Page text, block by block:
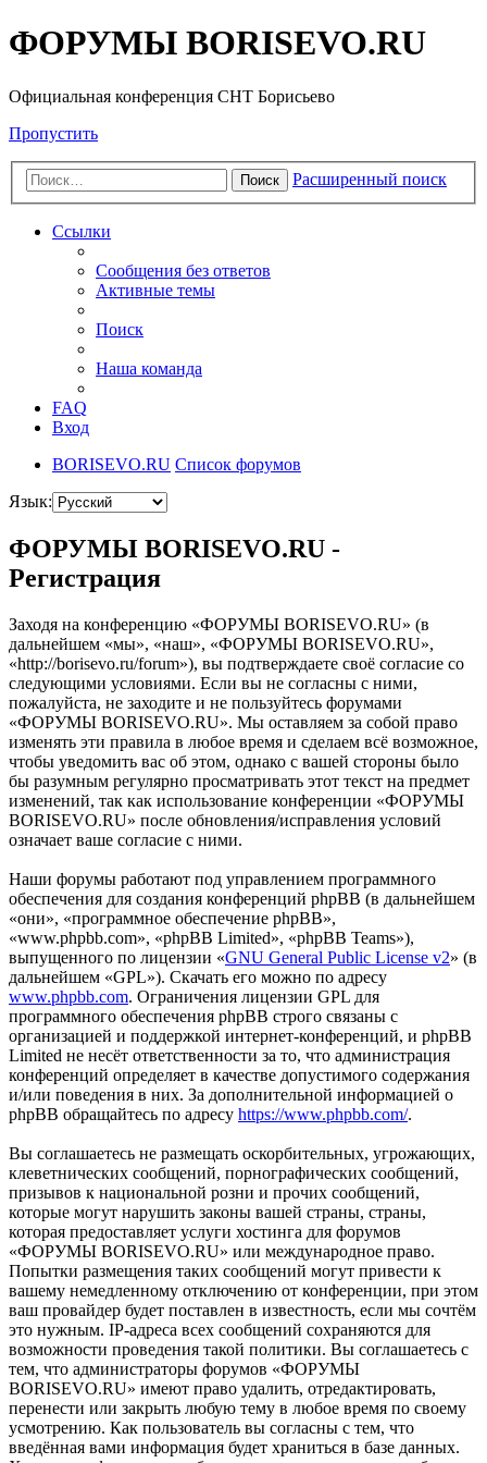
ФОРУМЫ BORISEVO.RU
Официальная конференция СНТ Борисьево
Пропустить
Поиск Расширенный поиск
Ссылки
Сообщения без ответов
Активные темы
Поиск
Наша команда
FAQ
Вход
BORISEVO.RU Список форумов
Язык:
ФОРУМЫ BORISEVO.RU -
Регистрация
Заходя на конференцию «ФОРУМЫ BORISEVO.RU» (в
дальнейшем «мы», «наш», «ФОРУМЫ BORISEVO.RU»,
«http://borisevo.ru/forum»), вы подтверждаете своё согласие со
следующими условиями. Если вы не согласны с ними,
пожалуйста, не заходите и не пользуйтесь форумами
«ФОРУМЫ BORISEVO.RU». Мы оставляем за собой право
изменять эти правила в любое время и сделаем всё возможное,
чтобы уведомить вас об этом, однако с вашей стороны было
бы разумным регулярно просматривать этот текст на предмет
изменений, так как использование конференции «ФОРУМЫ
BORISEVO.RU» после обновления/исправления условий
означает ваше согласие с ними.
Наши форумы работают под управлением программного
обеспечения для создания конференций phpBB (в дальнейшем
«они», «программное обеспечение phpBB»,
«www.phpbb.com», «phpBB Limited», «phpBB Teams»),
выпущенного по лицензии «GNU General Public License v2» (в
дальнейшем «GPL»). Скачать его можно по адресу
www.phpbb.com. Ограничения лицензии GPL для
программного обеспечения phpBB строго связаны с
организацией и поддержкой интернет-конференций, и phpBB
Limited не несёт ответственности за то, что администрация
конференций определяет в качестве допустимого содержания
и/или поведения в них. За дополнительной информацией о
phpBB обращайтесь по адресу https://www.phpbb.com/.
Вы соглашаетесь не размещать оскорбительных, угрожающих,
клеветнических сообщений, порнографических сообщений,
призывов к национальной розни и прочих сообщений,
которые могут нарушить законы вашей страны, страны,
которая предоставляет услуги хостинга для форумов
«ФОРУМЫ BORISEVO.RU» или международное право.
Попытки размещения таких сообщений могут привести к
вашему немедленному отключению от конференции, при этом
ваш провайдер будет поставлен в известность, если мы сочтём
это нужным. IP-адреса всех сообщений сохраняются для
возможности проведения такой политики. Вы соглашаетесь с
тем, что администраторы форумов «ФОРУМЫ
BORISEVO.RU» имеют право удалить, отредактировать,
перенести или закрыть любую тему в любое время по своему
усмотрению. Как пользователь вы согласны с тем, что
введённая вами информация будет храниться в базе данных.